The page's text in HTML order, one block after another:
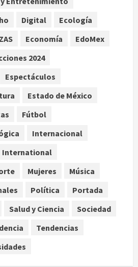
en el semen también
el éxito del embarazo:
seminal
agosto 6, 2026
posible saber si una
6, 2026
XIV no visitará México en su
por América Latina
Digital
Ecología
Economía
EdoMex
2024
Espectáculos
Estado de México
Fútbol
Internacional
International
Mujeres
Música
Política
Portada
Salud y Ciencia
Sociedad
Tendencias